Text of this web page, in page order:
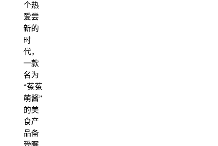
个热
爱尝
新的
时
代，
一款
名为
“菟菟
萌酱”
的美
食产
品备